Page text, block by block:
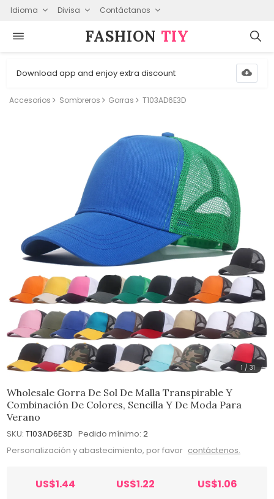
Idioma Divisa Contáctanos
FASHION⁠ TIY
Download app and enjoy extra discount
Accesorios Sombreros Gorras T103AD6E3D
1 /31
Wholesale Gorra De Sol De Malla Transpirable Y
Combinación De Colores, Sencilla Y De Moda Para
Verano
SKU: T103AD6E3D Pedido mínimo: 2
Personalización y abastecimiento, por favor contáctenos.
US$1.44 US$1.22 US$1.06